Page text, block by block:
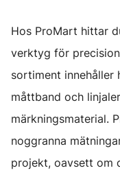
Hos ProMart hittar
verktyg för
sortiment
måttband och
märkningsmaterial.
noggranna
projekt, oavsett om